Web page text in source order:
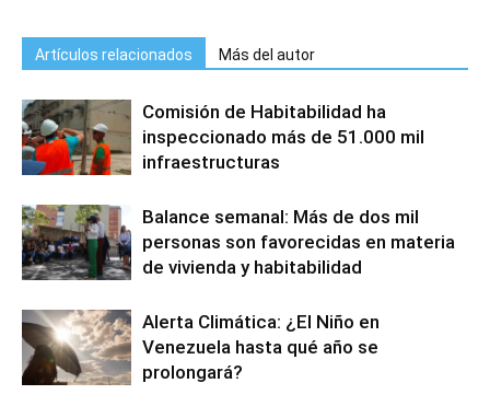
Artículos relacionados Más del autor
Comisión de Habitabilidad ha
inspeccionado más de 51.000 mil
infraestructuras
Balance semanal: Más de dos mil
personas son favorecidas en materia
de vivienda y habitabilidad
Alerta Climática: ¿El Niño en
Venezuela hasta qué año se
prolongará?